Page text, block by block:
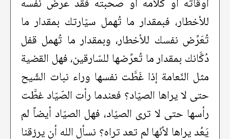
أوقاته أو كلامه أو صحبته فقد عرض نفسه
للأخطار، فبمقدار ما تُهمل سيّارتك بمقدار ما
تُعَرِّض نفسك للأخطار، وبمقدار ما تُهمل قفل
دُكَّانك بمقدار ما تُعرِّضها للسّارقين، فهل القضية
مثل النّعامة إذا غَطَّت نفسها وراء نبات الشّيح
حتى لا يراها الصيّاد؟ فعندما رأت الصّيّاد غطَّت
رأسها حتى لا ترى الصيّاد، فهل الصيّاد أيضاً لم
يَعُد يراها لأنّها لم تعد تراه؟ نسأل الله أن يرزقنا